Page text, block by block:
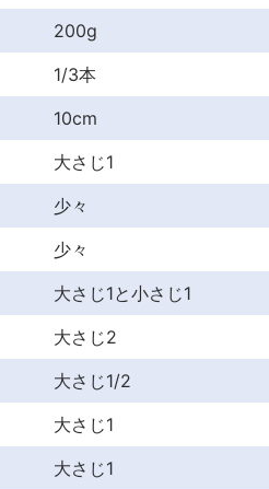
200g
1/3本
10cm
大さじ1
少々
少々
大さじ1と小さじ1
大さじ2
大さじ1/2
大さじ1
大さじ1